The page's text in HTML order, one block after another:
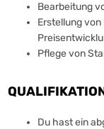
Bearbeitung
Erstellung
Pflege von
Du hast ein